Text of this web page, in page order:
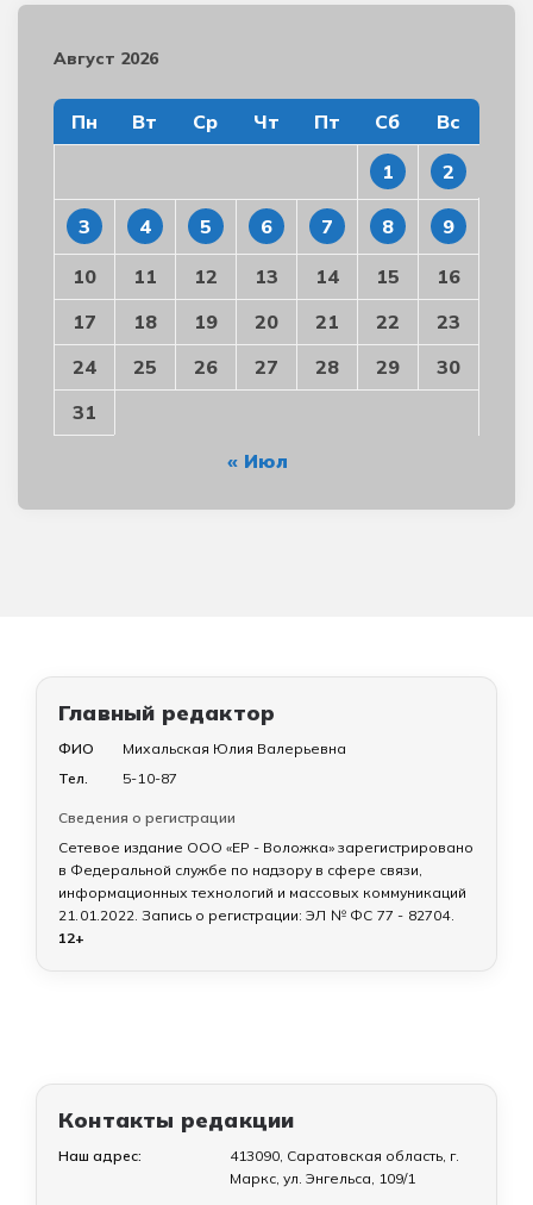
Август 2026
Пн Вт Ср Чт Пт Сб Вс
1 2
3 4 5 6 7 8 9
10 11 12 13 14 15
16
17
18 19 20 21 22
23
24
25 26 27 28 29
30
31
« Июл
Главный редактор
ФИО
Михальская Юлия Валерьевна
Тел.
5-10-87
Сведения о регистрации
Сетевое издание ООО «ЕР - Воложка» зарегистрировано
в Федеральной службе по надзору в сфере связи,
информационных технологий и массовых коммуникаций
21.01.2022. Запись о регистрации: ЭЛ № ФС 77 - 82704.
12+
Контакты редакции
Наш адрес:
413090, Саратовская область, г.
Маркс, ул. Энгельса, 109/1